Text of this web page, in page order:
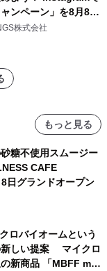
ャンペーン」を8月8日
株式会社
もっと見る
糖不使用スムージー
CAFE
日グランドオープン
ロバイオームという
新しい提案 マイクロ
新商品 「MBFF mb